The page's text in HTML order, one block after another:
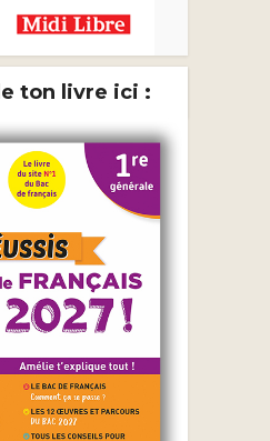
ton livre ici :